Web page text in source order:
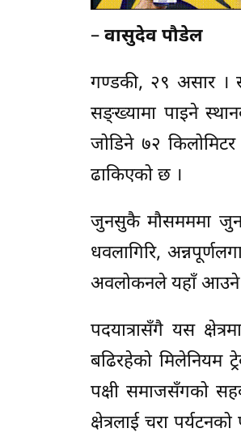
– वासुदेव पौडेल
गण्डकी, २९ असार ।
सङ्ख्यामा पाइने
जोडिने ७२
ढाकिएको छ ।
जुनसुकै मौसमममा
धवलागिरि,
अवलोकनले यहाँ आउने
पदयात्रासँगै यस
बढिरहेको मिलेनियम
पक्षी समाजसँगको
क्षेत्रलाई चरा